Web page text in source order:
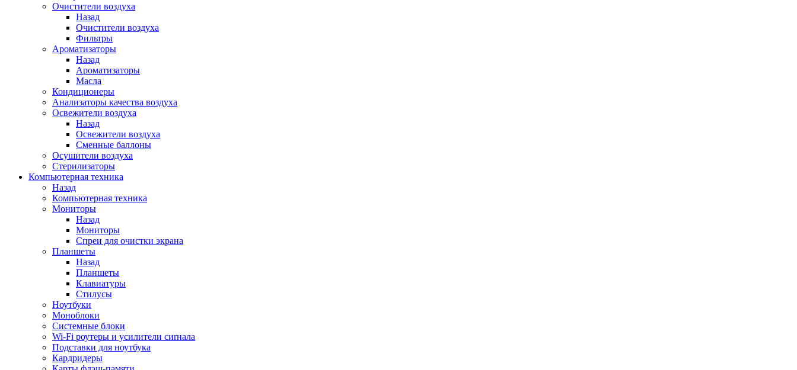
Очистители воздуха
Назад
Очистители воздуха
Фильтры
Ароматизаторы
Назад
Ароматизаторы
Масла
Кондиционеры
Анализаторы качества воздуха
Освежители воздуха
Назад
Освежители воздуха
Сменные баллоны
Осушители воздуха
Стерилизаторы
Компьютерная техника
Назад
Компьютерная техника
Мониторы
Назад
Мониторы
Спреи для очистки экрана
Планшеты
Назад
Планшеты
Клавиатуры
Стилусы
Ноутбуки
Моноблоки
Системные блоки
Wi-Fi роутеры и усилители сиrнала
Подставки для ноутбука
Кардридеры